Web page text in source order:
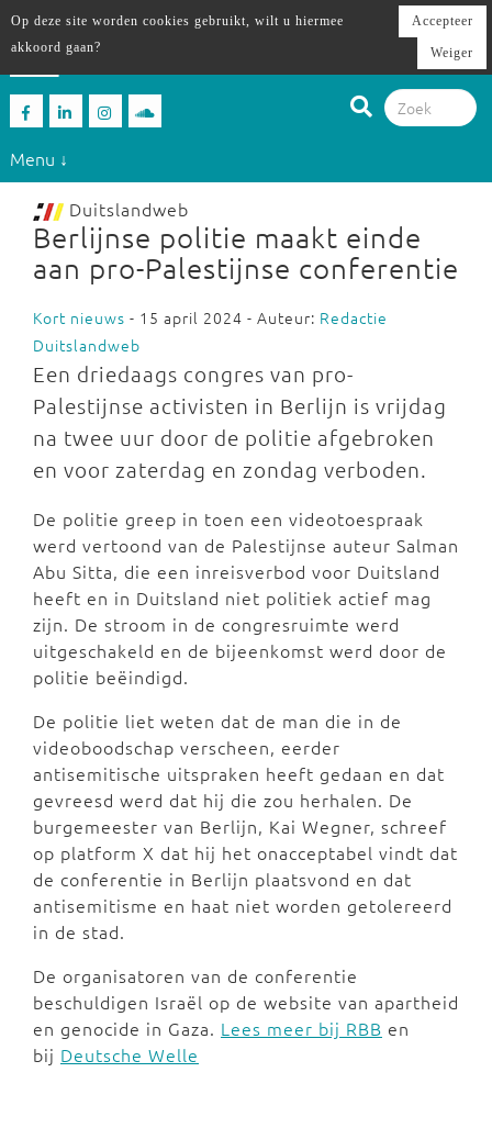
Menu ↓
Duitslandweb
Berlijnse politie maakt einde
aan pro-Palestijnse conferentie
Kort nieuws - 15 april 2024 - Auteur: Redactie
Duitslandweb
Een driedaags congres van pro-
Palestijnse activisten in Berlijn is vrijdag
na twee uur door de politie afgebroken
en voor zaterdag en zondag verboden.
De politie greep in toen een videotoespraak
werd vertoond van de Palestijnse auteur Salman
Abu Sitta, die een inreisverbod voor Duitsland
heeft en in Duitsland niet politiek actief mag
zijn. De stroom in de congresruimte werd
uitgeschakeld en de bijeenkomst werd door de
politie beëindigd.
De politie liet weten dat de man die in de
videoboodschap verscheen, eerder
antisemitische uitspraken heeft gedaan en dat
gevreesd werd dat hij die zou herhalen. De
burgemeester van Berlijn, Kai Wegner, schreef
op platform X dat hij het onacceptabel vindt dat
de conferentie in Berlijn plaatsvond en dat
antisemitisme en haat niet worden getolereerd
in de stad.
De organisatoren van de conferentie
beschuldigen Israël op de website van apartheid
en genocide in Gaza. Lees meer bij RBB en
bij Deutsche Welle
Op deze site worden cookies gebruikt, wilt u hiermee
akkoord gaan?
Accepteer
Weiger